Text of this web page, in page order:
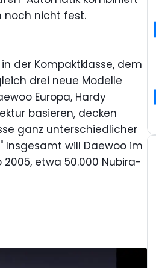
noch nicht fest.
der Kompaktklasse, dem
drei neue Modelle
Europa, Hardy
basieren, decken
ganz unterschiedlicher
Insgesamt will Daewoo im
etwa 50.000 Nubira-